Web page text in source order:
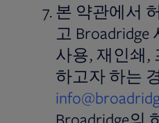
본 약관에서
고
사용, 재인쇄,
하고자 하는
Broadridge의